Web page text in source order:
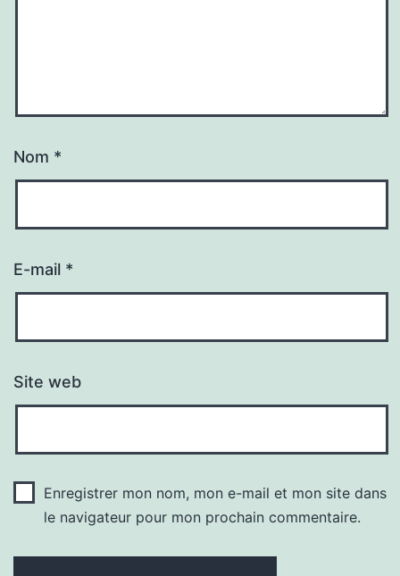
Nom *
E-mail *
Site web
Enregistrer mon nom, mon e-mail et mon site dans
le navigateur pour mon prochain commentaire.